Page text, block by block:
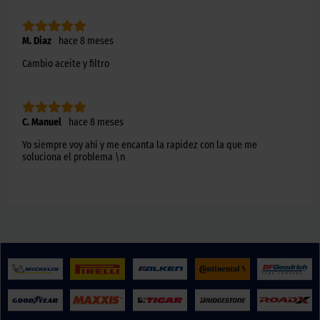
M. Diaz
hace 8 meses
Cambio aceite y filtro
C. Manuel
hace 8 meses
Yo siempre voy ahí y me encanta la rapidez con la que me
soluciona el problema \n